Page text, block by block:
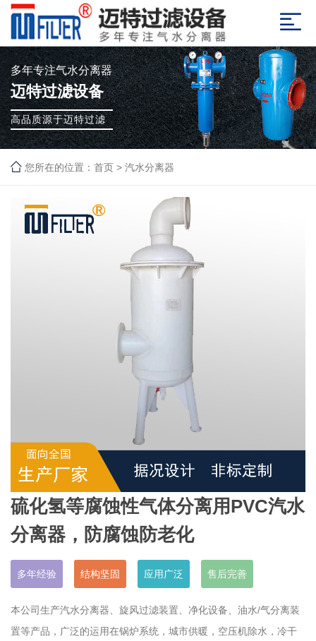
多年专注气水分离器
迈特过滤设备
高品质源于迈特过滤
您所在的位置： 首页 > 汽水分离器
硫化氢等腐蚀性气体分离用PVC汽水
分离器，防腐蚀防老化
多年经验 结构坚固 应用广泛 售后完善
本公司生产汽水分离器、旋风过滤装置、净化设备、油水/气分离装
置等产品，广泛的运用在锅炉系统，城市供暖，空压机除水，冷干